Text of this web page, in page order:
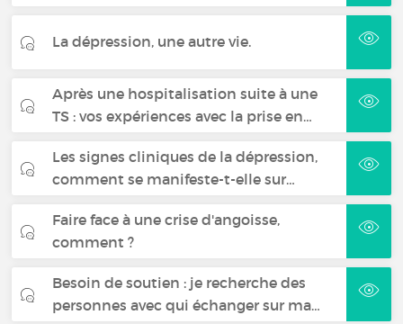
La dépression, une autre vie.
Après une hospitalisation suite à une
TS : vos expériences avec la prise en…
Les signes cliniques de la dépression,
comment se manifeste-t-elle sur…
Faire face à une crise d'angoisse,
comment ?
Besoin de soutien : je recherche des
personnes avec qui échanger sur ma…